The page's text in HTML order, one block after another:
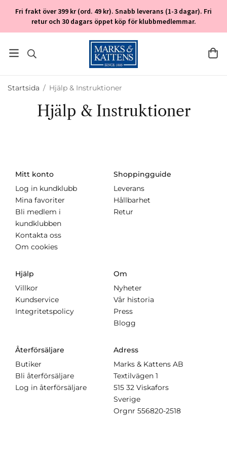
Fri frakt över 399 kr (ord. 49 kr). Snabb leverans (1-3 dagar). Fri
retur och 30 dagars öppet köp för klubbmedlemmar.
Startsida / Hjälp & Instruktioner
Hjälp & Instruktioner
Mitt konto
Log in kundklubb
Mina favoriter
Bli medlem i
kundklubben
Kontakta oss
Om cookies
Shoppingguide
Leverans
Hållbarhet
Retur
Hjälp
Villkor
Kundservice
Integritetspolicy
Om
Nyheter
Vår historia
Press
Blogg
Återförsäljare
Butiker
Bli återförsäljare
Log in återförsäljare
Adress
Marks & Kattens AB
Textilvägen 1
515 32 Viskafors
Sverige
Orgnr 556820-2518